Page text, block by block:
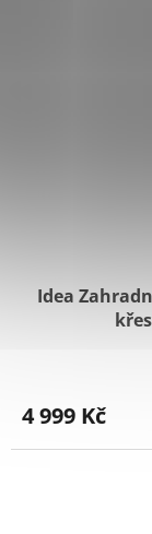
Idea
4 999 Kč